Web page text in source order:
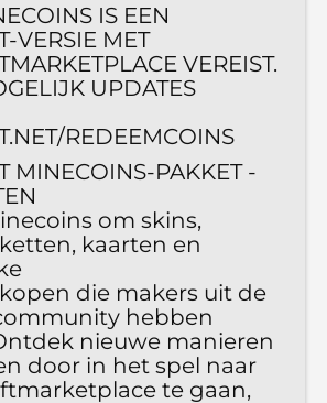
IS EEN
VERSIE MET
VEREIST.
UPDATES
REDEEMCOINS
MINECOINS-PAKKET -
om skins,
kaarten en
die makers uit de
hebben
nieuwe manieren
door in het spel naar
te gaan,